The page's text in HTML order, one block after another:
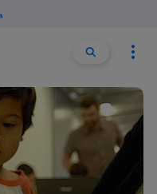
Buscar